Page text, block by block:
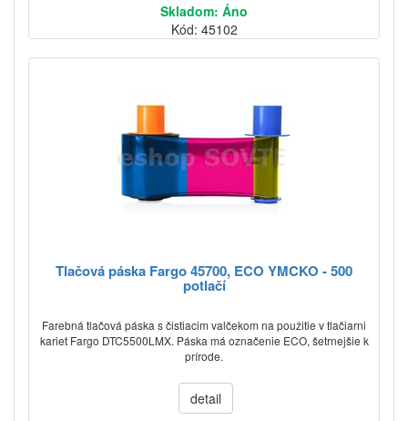
Skladom: Áno
Kód: 45102
Tlačová páska Fargo 45700, ECO YMCKO - 500
potlačí
Farebná tlačová páska s čistiacim valčekom na použitie v tlačiarni
kariet Fargo DTC5500LMX. Páska má označenie ECO, šetrnejšie k
prírode.
detail